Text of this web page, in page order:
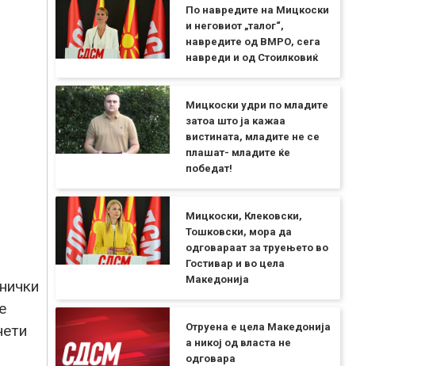
По навредите на Мицкоски
и неговиот „талог“,
навредите од ВМРО, сега
навреди и од Стоилковиќ
Мицкоски удри по младите
затоа што ја кажаа
вистината, младите не се
плашат- младите ќе
победат!
Мицкоски, Клековски,
Тошковски, мора да
одговараат за труењето во
Гостивар и во цела
Македонија
Отруена е цела Македонија
а никој од власта не
одговара